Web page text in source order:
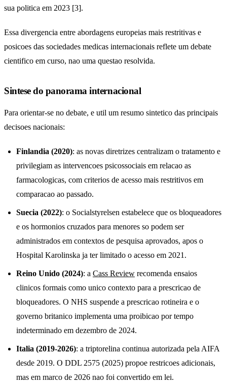
sua politica em 2023 [3].
Essa divergencia entre abordagens europeias mais restritivas e
posicoes das sociedades medicas internacionais reflete um debate
cientifico em curso, nao uma questao resolvida.
Sintese do panorama internacional
Para orientar-se no debate, e util um resumo sintetico das principais
decisoes nacionais:
Finlandia (2020): as novas diretrizes centralizam o tratamento e
privilegiam as intervencoes psicossociais em relacao as
farmacologicas, com criterios de acesso mais restritivos em
comparacao ao passado.
Suecia (2022): o Socialstyrelsen estabelece que os bloqueadores
e os hormonios cruzados para menores so podem ser
administrados em contextos de pesquisa aprovados, apos o
Hospital Karolinska ja ter limitado o acesso em 2021.
Reino Unido (2024): a Cass Review recomenda ensaios
clinicos formais como unico contexto para a prescricao de
bloqueadores. O NHS suspende a prescricao rotineira e o
governo britanico implementa uma proibicao por tempo
indeterminado em dezembro de 2024.
Italia (2019-2026): a triptorelina continua autorizada pela AIFA
desde 2019. O DDL 2575 (2025) propoe restricoes adicionais,
mas em marco de 2026 nao foi convertido em lei.